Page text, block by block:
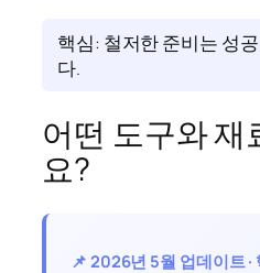
핵심: 철저한 준비는 성
다.
어떤 도구와
요?
📌 2026년 5월 업데이트 ·